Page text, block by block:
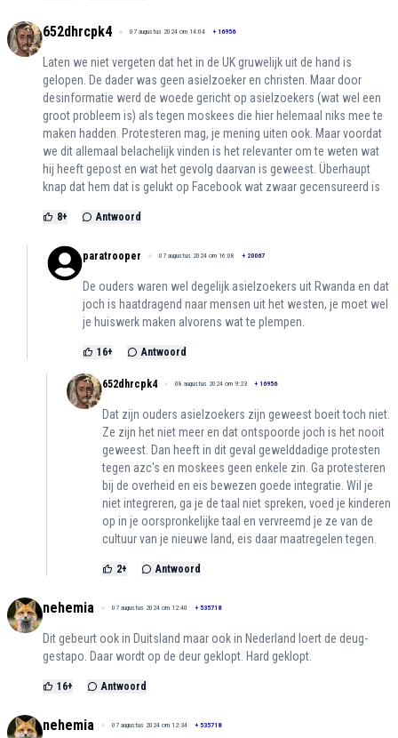
652dhrcpk4 07 augustus 2024 om 14:04 + 16956
Laten we niet vergeten dat het in de UK gruwelijk uit de hand is
gelopen. De dader was geen asielzoeker en christen. Maar door
desinformatie werd de woede gericht op asielzoekers (wat wel een
groot probleem is) als tegen moskees die hier helemaal niks mee te
maken hadden. Protesteren mag, je mening uiten ook. Maar voordat
we dit allemaal belachelijk vinden is het relevanter om te weten wat
hij heeft gepost en wat het gevolg daarvan is geweest. Überhaupt
knap dat hem dat is gelukt op Facebook wat zwaar gecensureerd is
8+ Antwoord
paratrooper 07 augustus 2024 om 16:08 + 20067
De ouders waren wel degelijk asielzoekers uit Rwanda en dat
joch is haatdragend naar mensen uit het westen, je moet wel
je huiswerk maken alvorens wat te plempen.
16+ Antwoord
652dhrcpk4 08 augustus 2024 om 9:23 + 16956
Dat zijn ouders asielzoekers zijn geweest boeit toch niet.
Ze zijn het niet meer en dat ontspoorde joch is het nooit
geweest. Dan heeft in dit geval gewelddadige protesten
tegen azc's en moskees geen enkele zin. Ga protesteren
bij de overheid en eis bewezen goede integratie. Wil je
niet integreren, ga je de taal niet spreken, voed je kinderen
op in je oorspronkelijke taal en vervreemd je ze van de
cultuur van je nieuwe land, eis daar maatregelen tegen.
2+ Antwoord
nehemia 07 augustus 2024 om 12:40 + 535718
Dit gebeurt ook in Duitsland maar ook in Nederland loert de deug-
gestapo. Daar wordt op de deur geklopt. Hard geklopt.
16+ Antwoord
nehemia 07 augustus 2024 om 12:34 + 535718